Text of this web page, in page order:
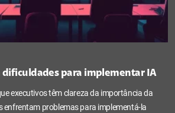
dificuldades para implementar IA
executivos têm clareza da importância da
enfrentam problemas para implementá-la